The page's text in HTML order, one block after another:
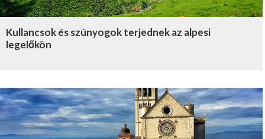
Kullancsok és szúnyogok terjednek az alpesi
legelőkön